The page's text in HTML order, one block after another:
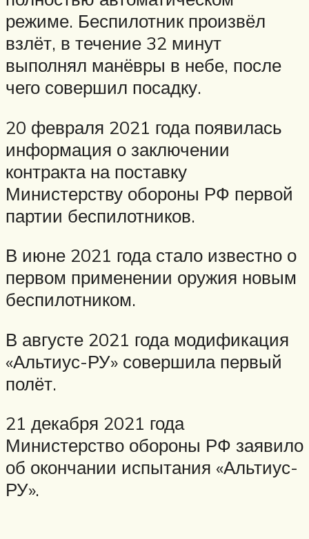
режиме. Беспилотник произвёл
взлёт, в течение 32 минут
выполнял манёвры в небе, после
чего совершил посадку.
20 февраля 2021 года появилась
информация о заключении
контракта на поставку
Министерству обороны РФ первой
партии беспилотников.
В июне 2021 года стало известно о
первом применении оружия новым
беспилотником.
В августе 2021 года модификация
«Альтиус-РУ» совершила первый
полёт.
21 декабря 2021 года
Министерство обороны РФ заявило
об окончании испытания «Альтиус-
РУ».